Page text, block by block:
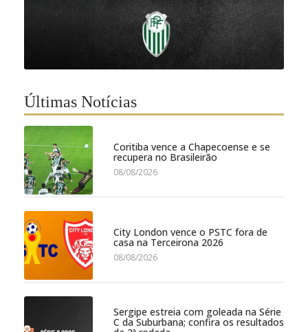
Últimas Notícias
Coritiba vence a Chapecoense e se
recupera no Brasileirão
08/08/2026
City London vence o PSTC fora de
casa na Terceirona 2026
08/08/2026
Sergipe estreia com goleada na Série
C da Suburbana; confira os resultados